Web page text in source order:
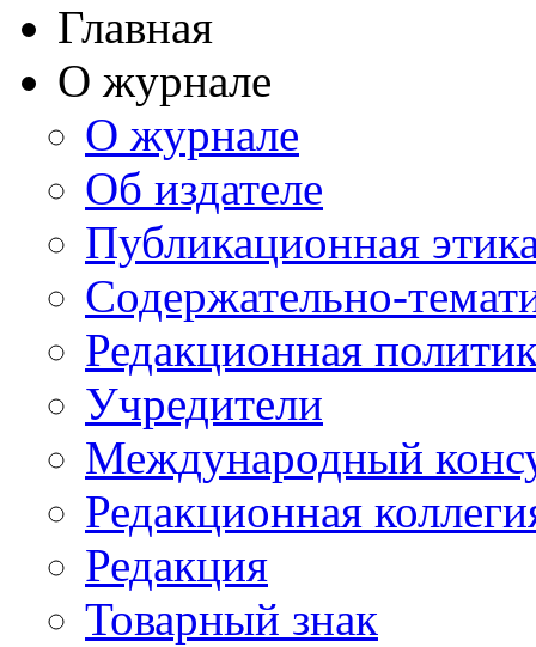
Главная
О журнале
О журнале
Об издателе
Публикационная
Содержательно-
Редакционная
Учредители
Международный
Редакционная
Редакция
Товарный знак